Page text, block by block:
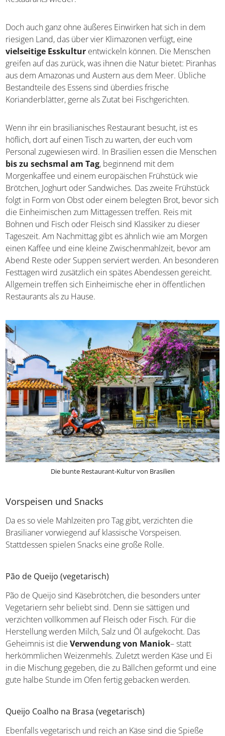
Doch auch ganz ohne äußeres Einwirken hat sich in dem
riesigen Land, das über vier Klimazonen verfügt, eine
vielseitige Esskultur
entwickeln können. Die Menschen
greifen auf das zurück, was ihnen die Natur bietet:
Piranhas aus dem Amazonas und Austern aus dem Meer.
Übliche Bestandteile des Essens sind überdies frische
Korianderblätter, gerne als Zutat bei Fischgerichten.
Wenn ihr ein brasilianisches Restaurant besucht, ist es
höflich, dort auf einen Tisch zu warten, der euch vom
Personal zugewiesen wird. In Brasilien essen die
Menschenbis zu sechsmal am Tag
, beginnend mit
dem Morgenkaffee und einem europäischen Frühstück
wie Brötchen, Joghurt oder Sandwiches. Das zweite
Frühstück folgt in Form von Obst oder einem belegten
Brot, bevor sich die Einheimischen zum Mittagessen
treffen. Reis mit Bohnen und Fisch oder Fleisch sind
Klassiker zu dieser Tageszeit. Am Nachmittag gibt es
ähnlich wie am Morgen einen Kaffee und eine kleine
Zwischenmahlzeit, bevor am Abend Reste oder Suppen
serviert werden. An besonderen Festtagen wird zusätzlich
ein spätes Abendessen gereicht. Allgemein treffen sich
Einheimische eher in öffentlichen Restaurants als zu
Die bunte Restaurant-Kultur von Brasilien
Vorspeisen und Snacks
Da es so viele Mahlzeiten pro Tag gibt, verzichten die
Brasilianer vorwiegend auf klassische Vorspeisen.
Stattdessen spielen Snacks eine große Rolle.
Pão de Queijo (vegetarisch)
Pão de Queijo sind Käsebrötchen, die besonders unter
Vegetariern sehr beliebt sind. Denn sie sättigen und
verzichten vollkommen auf Fleisch oder Fisch. Für die
Herstellung werden Milch, Salz und Öl aufgekocht. Das
Geheimnis ist dieVerwendung von Maniok– statt
herkömmlichen Weizenmehls. Zuletzt werden Käse und
Ei in die Mischung gegeben, die zu Bällchen geformt und
eine gute halbe Stunde im Ofen fertig gebacken werden.
Queijo Coalho na Brasa (vegetarisch)
Ebenfalls vegetarisch und reich an Käse sind die Spieße